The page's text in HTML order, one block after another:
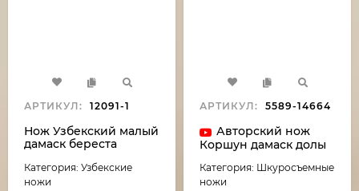
АРТИКУЛ: 12091-1
Нож Узбекский малый
дамаск береста
Категория: Узбекские
ножи
АРТИКУЛ: 5589-14664
Авторский нож
Коршун дамаск долы
береза,черный граб с
инкрустацией
Категория: Шкуросъемные
ножи